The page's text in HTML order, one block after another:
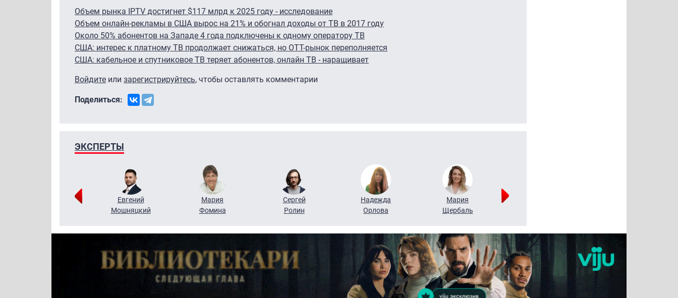
Объем рынка IPTV достигнет $117 млрд к 2025 году - исследование
Объем онлайн-рекламы в США вырос на 21% и обогнал доходы от ТВ в 2017 году
Около 50% абонентов на Западе 4 года подключены к одному оператору ТВ
США: интерес к платному ТВ продолжает снижаться, но OTT-рынок переполняется
США: кабельное и спутниковое ТВ теряет абонентов, онлайн ТВ - наращивает
Войдите или зарегистрируйтесь, чтобы оставлять комментарии
Поделиться:
ЭКСПЕРТЫ
Евгений
Мошняцкий
Мария
Фомина
Сергей
Ролин
Надежда
Орлова
Мария
Щербаль